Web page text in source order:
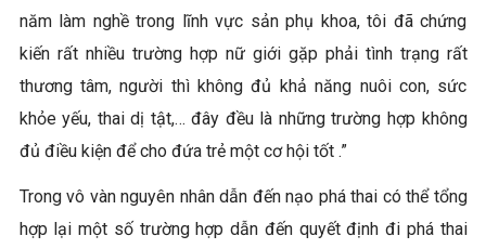
năm làm nghề trong lĩnh vực sản phụ khoa, tôi đã chứng
kiến rất nhiều trường hợp nữ giới gặp phải tình trạng rất
thương tâm, người thì không đủ khả năng nuôi con, sức
khỏe yếu, thai dị tật,… đây đều là những trường hợp không
đủ điều kiện để cho đứa trẻ một cơ hội tốt .”
Trong vô vàn nguyên nhân dẫn đến nạo phá thai có thể tổng
hợp lại một số trường hợp dẫn đến quyết định đi phá thai